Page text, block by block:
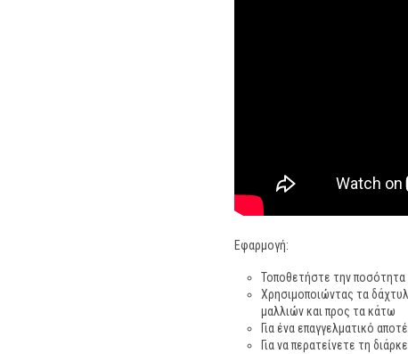
Εφαρμογή:
Τοποθετήστε την ποσότητα
Χρησιμοποιώντας τα
μαλλιών και προς τα κάτω
Για ένα επαγγελματικό
Για να περατείνετε τη